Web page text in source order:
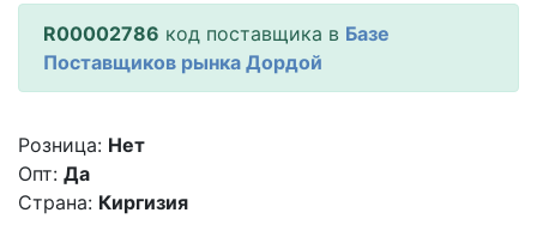
R00002786 код поставщика в Базе
Поставщиков рынка Дордой
Розница: Нет
Опт: Да
Страна: Киргизия